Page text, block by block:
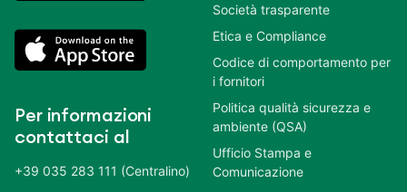
Per informazioni
contattaci al
+39 035 283 111 (Centralino)
Società trasparente
Etica e Compliance
Codice di comportamento per
i fornitori
Politica qualità sicurezza e
ambiente (QSA)
Ufficio Stampa e
Comunicazione